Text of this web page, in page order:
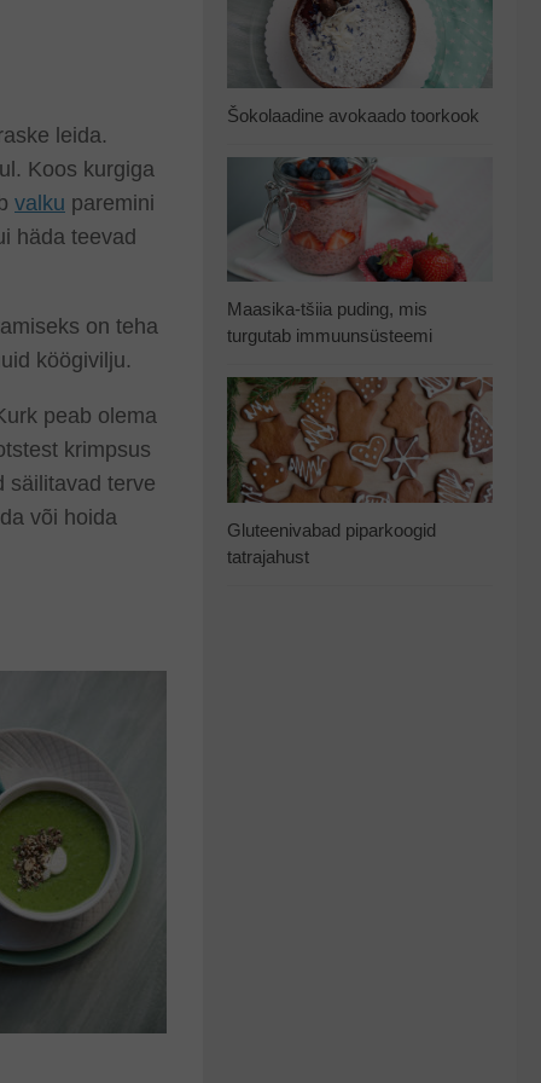
leida.
Koos kurgiga
valku paremini
häda teevad
on teha
köögivilju.
peab olema
krimpsus
säilitavad terve
või hoida
Šokolaadine avokaado toorkook
Maasika-tšiia puding, mis
turgutab immuunsüsteemi
Gluteenivabad piparkoogid
tatrajahust